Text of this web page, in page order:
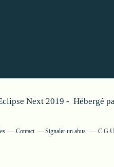
Next 2019 - Hébergé
Contact Signaler un abus